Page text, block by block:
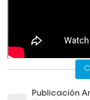
Publicación